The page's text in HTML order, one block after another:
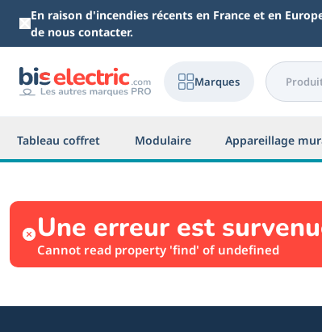
Aller au contenu principal
En raison d'incendies récents en France et en
de nous contacter.
Marques
Tableau coffret Modulaire Appareillage
Une erreur est
Cannot read property 'find' of undefined